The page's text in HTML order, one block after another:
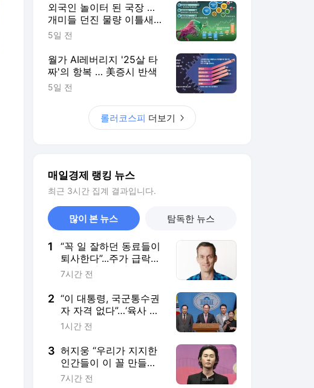
외국인 놀이터 된 국장 …
개미들 던진 물량 이틀새
8.5조 쓸어담아
5일 전
월가 AI레버리지 '25살 타
짜'의 항복 … 美증시 반색
5일 전
롤러코스피 더보기
매일경제 랭킹 뉴스
최근 3시간 집계 결과입니다.
많이 본 뉴스 탐독한 뉴스
1
“꼭 일 잘하던 동료들이
퇴사한다”...주가 급락한
알파벳, 누가 떠났길래
7시간 전
2 “이 대통령, 국군통수권
자 자격 없다”…‘육사 쿠
데타’ 언급에 야권 맹공
1시간 전
3 허지웅 “우리가 지지한
인간들이 이 꼴 만들었
다” 작심 발언
7시간 전